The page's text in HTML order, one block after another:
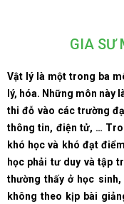
GIA SƯ
Vật lý là một trong ba
lý, hóa. Những môn này
thi đỗ vào các trường
thông tin, điện tử, …
khó học và khó đạt
học phải tư duy và tập
thường thấy ở học
không theo kịp bài